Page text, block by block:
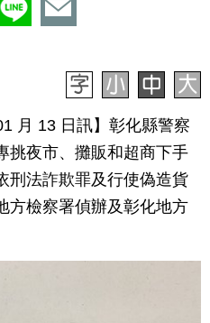
月 13 日訊】彰化縣警察
挑夜市、攤販和超商下手
刑法詐欺罪及行使偽造貨
方檢察署偵辦及彰化地方